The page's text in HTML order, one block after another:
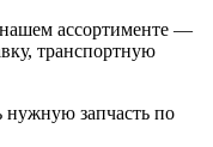
ассортименте —
транспортную
нужную запчасть по